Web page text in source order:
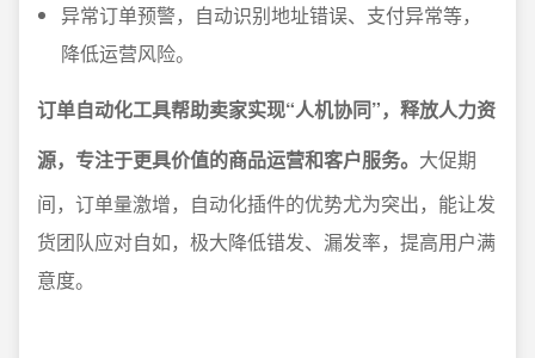
异常订单预警，自动识别地址错误、支付异常等，
降低运营风险。
订单自动化工具帮助卖家实现“人机协同”，释放人力资
源，专注于更具价值的商品运营和客户服务。 大促期
间，订单量激增，自动化插件的优势尤为突出，能让发
货团队应对自如，极大降低错发、漏发率，提高用户满
意度。